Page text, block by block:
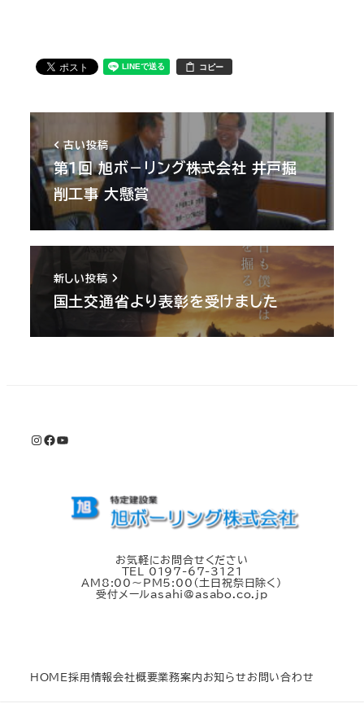
コピー
古い投稿
第１回 旭ボ－リング株式会社 井戸掘
削工事 大懸賞
新しい投稿
国土交通省より表彰を受けました
InstagramFacebook YouTube
お気軽にお問合せください
TEL 0197-67-3121
AM8:00～PM5:00（土日祝祭日除く）
受付メールasahi@asabo.co.jp
HOME採用情報会社概要業務案内 お知らせ お問い合わせ